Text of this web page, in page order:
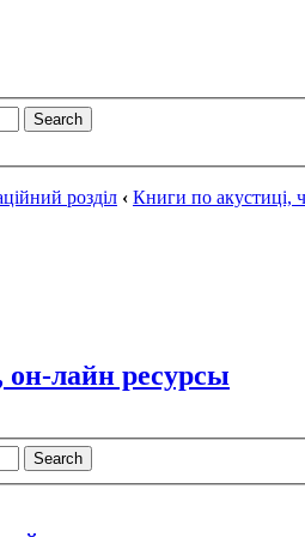
розділ ‹ Книги по акустиці,
лайн ресурсы